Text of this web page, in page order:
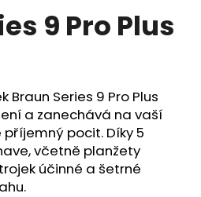
9 Pro Plus
Braun Series 9 Pro Plus
a zanechává na vaší
pocit. Díky 5
včetně planžety
účinné a šetrné